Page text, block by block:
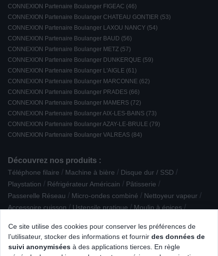
Ce site utilise des cookies pour conserver les préférences de
l’utilisateur, stocker des informations et fournir des données de
suivi anonymisées à des applications tierces. En règle
CONNEXION Partenaire Boulanger FIGEAC (46)
CONNEXION Partenaire Boulanger CHATEAU GONTIER (53)
CONNEXION Partenaire Boulanger LAXOU NANCY (54)
CONNEXION Partenaire Boulanger BAUD (56)
CONNEXION Partenaire Boulanger METZ (57)
CONNEXION Partenaire Boulanger DUNKERQUE (59)
CONNEXION Partenaire Boulanger L'AIGLE (61)
CONNEXION Partenaire Boulanger MARCONNE (62)
CONNEXION Partenaire Boulanger PRADES (66)
CONNEXION Partenaire Boulanger MAMERS (72)
CONNEXION Partenaire Boulanger AIX-LES-BAINS (73)
CONNEXION Partenaire Boulanger AZAY-LE-BRULE (79)
CONNEXION Partenaire Boulanger VALREAS (84)
Découvrez nos produits :
Téléphone filaire / Machine à bière / Disque dur / SSD /
Playstation / Réfrigérateur Américain / Pâtisserie /
Passerelle Réseau / Micro-ondes combiné / Nettoyeur vapeur /
Accessoire cuisson / Ustensile pratique / Moulin à épices /
/ Casque Gamer / Accessoire Petite cuisson
Connectique multimedia
Câble numerique Assistant d'aide à la conduite /